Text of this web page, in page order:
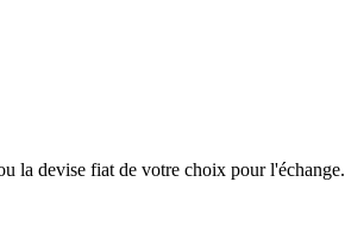
la devise fiat de votre choix pour l'échange.